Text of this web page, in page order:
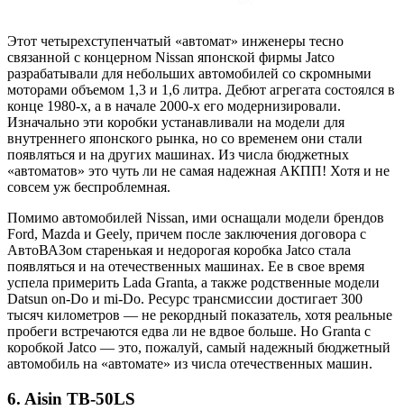
Этот четырехступенчатый «автомат» инженеры тесно
связанной с концерном Nissan японской фирмы Jatco
разрабатывали для небольших автомобилей со скромными
моторами объемом 1,3 и 1,6 литра. Дебют агрегата состоялся в
конце 1980-х, а в начале 2000-х его модернизировали.
Изначально эти коробки устанавливали на модели для
внутреннего японского рынка, но со временем они стали
появляться и на других машинах. Из числа бюджетных
«автоматов» это чуть ли не самая надежная АКПП! Хотя и не
совсем уж беспроблемная.
Помимо автомобилей Nissan, ими оснащали модели брендов
Ford, Mazda и Geely, причем после заключения договора с
АвтоВАЗом старенькая и недорогая коробка Jatco стала
появляться и на отечественных машинах. Ее в свое время
успела примерить Lada Granta, а также родственные модели
Datsun on-Do и mi-Do. Ресурс трансмиссии достигает 300
тысяч километров — не рекордный показатель, хотя реальные
пробеги встречаются едва ли не вдвое больше. Но Granta с
коробкой Jatco — это, пожалуй, самый надежный бюджетный
автомобиль на «автомате» из числа отечественных машин.
6. Aisin TB-50LS